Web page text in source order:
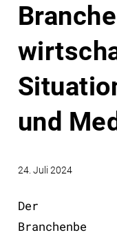
und
24. Juli 2024
Der
Branchenbe